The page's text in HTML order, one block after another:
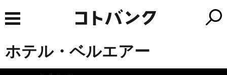
ホテル・ベルエアー